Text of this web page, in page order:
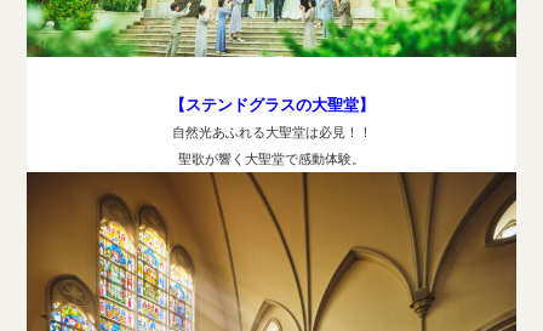
【ステンドグラスの大聖堂】
自然光あふれる大聖堂は必見！！
聖歌が響く大聖堂で感動体験。